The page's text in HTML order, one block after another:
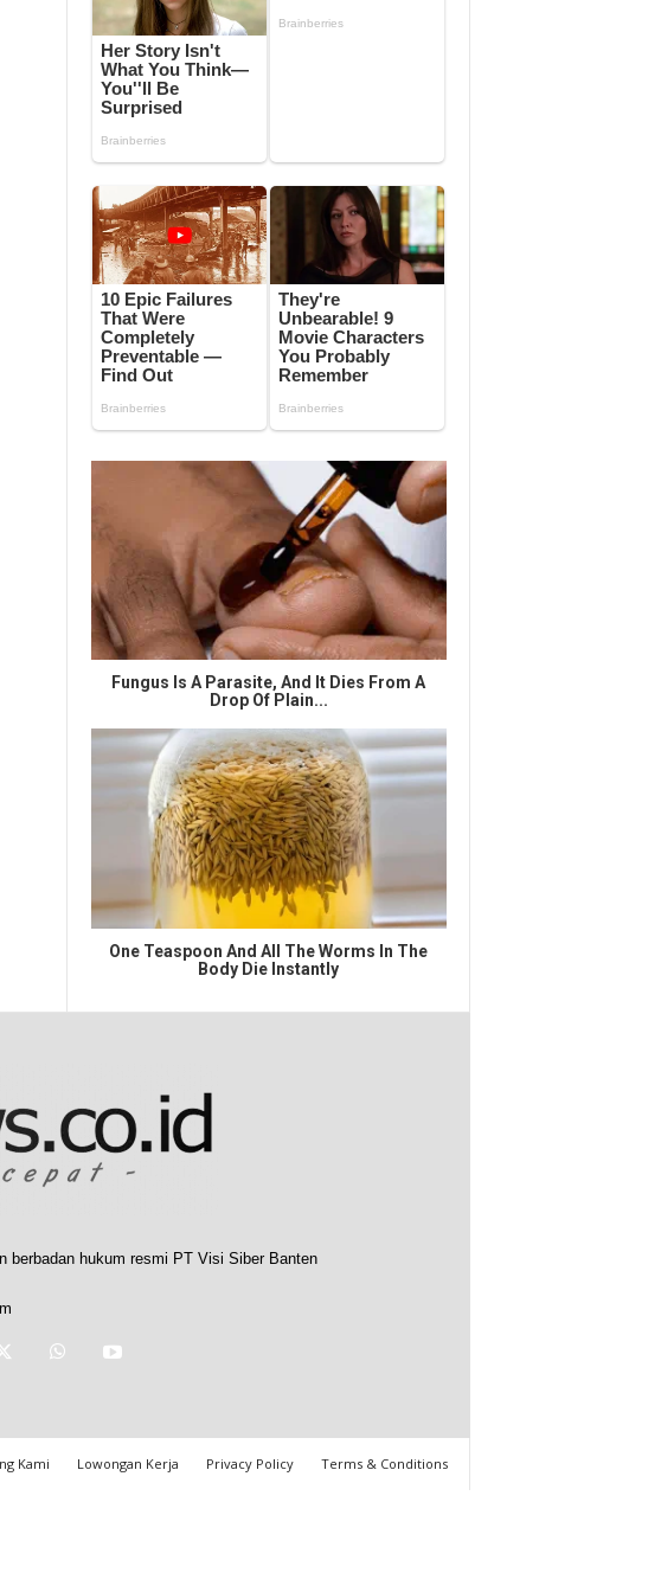
Fungus Is A Parasite, And It Dies From A
Drop Of Plain...
One Teaspoon And All The Worms In The
Body Die Instantly
berbadan hukum resmi PT Visi Siber Banten
Kami Lowongan Kerja Privacy Policy Terms & Conditions